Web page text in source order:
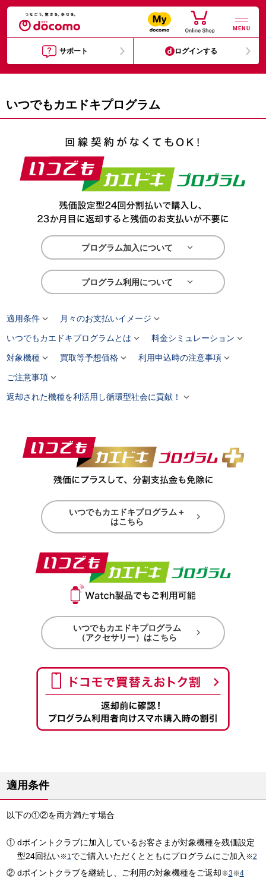
MENU
サポート ログインする
いつでもカエドキプログラム
プログラム加入について 
プログラム利用について 
適用条件 月々のお支払いイメージ 
いつでもカエドキプログラムとは  料金シミュレーション 
対象機種 買取等予想価格 利用申込時の注意事項
ご注意事項
返却された機種を利活用し循環型社会に貢献！ 
いつでもカエドキプログラム＋
はこちら

いつでもカエドキプログラム
（アクセサリー）はこちら

適用条件
以下の①②を両方満たす場合
dポイントクラブに加入しているお客さまが対象機種を残価設定
型24回払い※1でご購入いただくとともにプログラムにご加入 ※2
dポイントクラブを継続し、ご利用の対象機種をご返却※3※4